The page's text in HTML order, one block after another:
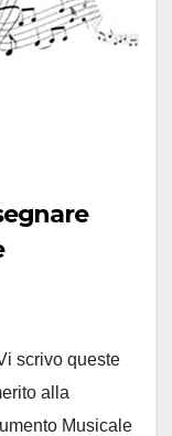
scrivo queste
alla
Musicale